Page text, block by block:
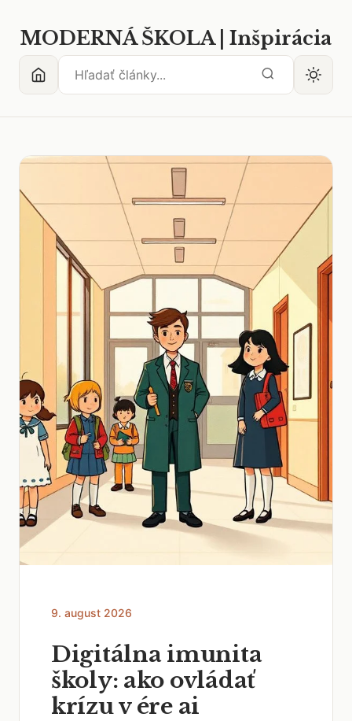
MODERNÁ ŠKOLA | Inšpirácia
9. august 2026
Digitálna imunita
školy: ako ovládať
krízu v ére ai